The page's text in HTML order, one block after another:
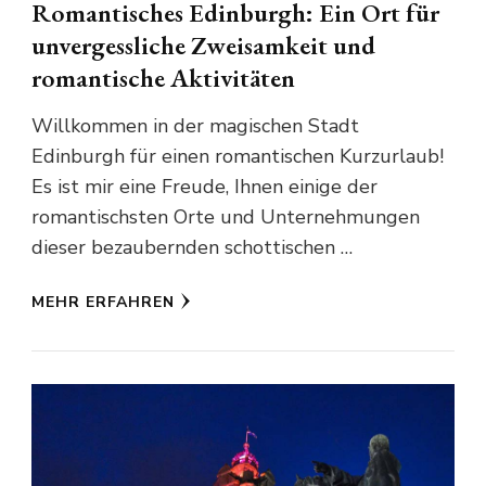
Romantisches Edinburgh: Ein Ort für
unvergessliche Zweisamkeit und
romantische Aktivitäten
Willkommen in der magischen Stadt
Edinburgh für einen romantischen Kurzurlaub!
Es ist mir eine Freude, Ihnen einige der
romantischsten Orte und Unternehmungen
dieser bezaubernden schottischen …
MEHR ERFAHREN